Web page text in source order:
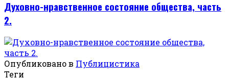
Духовно-нравственное состояние общества, часть
2.
Опубликовано в Публицистика
Теги